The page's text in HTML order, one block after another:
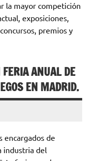
la mayor competición
exposiciones,
premios y
ANUAL DE
EN MADRID.
encargados de
industria del